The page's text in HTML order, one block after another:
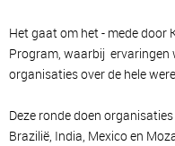
Het gaat om het - mede door
Program, waarbij ervaringen
organisaties over de hele
Deze ronde doen
Brazilië, India, Mexico en